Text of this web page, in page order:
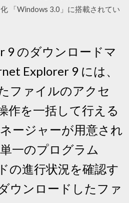
「Windows 3.0」に搭載されてい
9 のダウンロードマ
Explorer 9 には、
ファイルのアクセ
作を一括して行える
ージャーが用意され
一のプログラム
の進行状況を確認す
ウンロードしたファ